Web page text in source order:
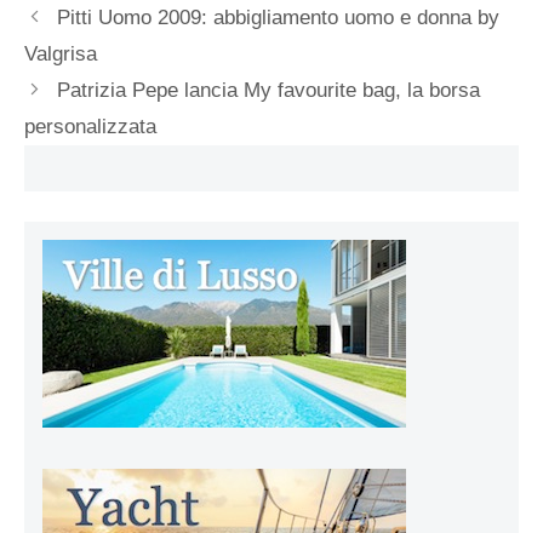
Pitti Uomo 2009: abbigliamento uomo e donna by
Valgrisa
Patrizia Pepe lancia My favourite bag, la borsa
personalizzata